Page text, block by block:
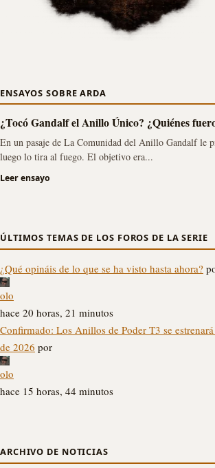
ENSAYOS SOBRE ARDA
¿Tocó Gandalf el Anillo Único? ¿Quiénes
En un pasaje de La Comunidad del Anillo Gandalf le
luego lo tira al fuego. El objetivo era...
Leer ensayo
ÚLTIMOS TEMAS DE LOS FOROS DE LA SERIE
¿Qué opináis de lo que se ha visto hasta ahora?
olo
hace 20 horas, 21 minutos
Confirmado: Los Anillos de Poder T3 se
de 2026 por
olo
hace 15 horas, 44 minutos
ARCHIVO DE NOTICIAS